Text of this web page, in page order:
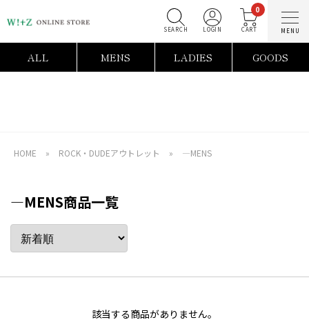
0
ALL MENS LADIES GOODS
HOME » ROCK・DUDEアウトレット » ―MENS
―MENS商品一覧
該当する商品がありません。